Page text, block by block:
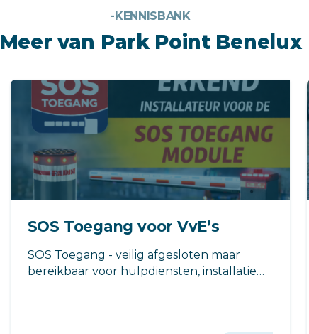
-KENNISBANK
Meer van Park Point Benelux
SOS Toegang voor VvE’s
SOS Toegang - veilig afgesloten maar
bereikbaar voor hulpdiensten, installatie